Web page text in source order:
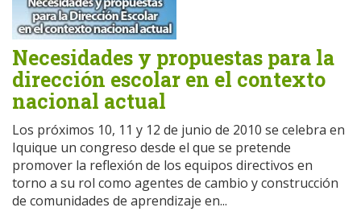
Necesidades y propuestas para la
dirección escolar en el contexto
nacional actual
Los próximos 10, 11 y 12 de junio de 2010 se celebra en
Iquique un congreso desde el que se pretende
promover la reflexión de los equipos directivos en
torno a su rol como agentes de cambio y construcción
de comunidades de aprendizaje en...